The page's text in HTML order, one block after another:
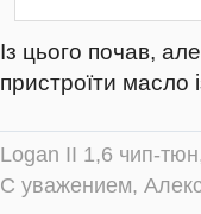
Із цього почав,
пристроїти масло
Logan II 1,6 чип-
С уважением,